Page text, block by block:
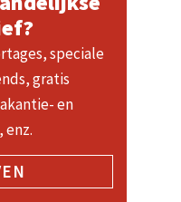
speciale
gratis
en
enz.